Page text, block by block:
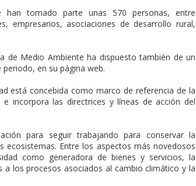
tomado parte unas 570 personas, entre
empresarios, asociaciones de desarrollo rural,
de Medio Ambiente ha dispuesto también de un
en su página web.
está concebida como marco de referencia de la
incorpora las directrices y líneas de acción del
para seguir trabajando para conservar la
Entre los aspectos más novedosos
como generadora de bienes y servicios, la
los procesos asociados al cambio climático y la